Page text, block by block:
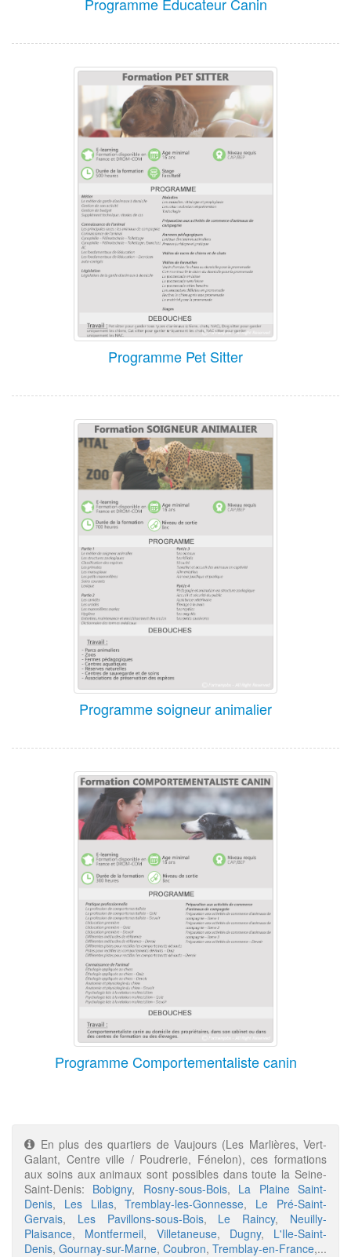
Programme Educateur Canin
Programme Pet Sitter
Programme soigneur animalier
Programme Comportementaliste canin
En plus des quartiers de Vaujours (Les Marlières, Vert-
Galant, Centre ville / Poudrerie, Fénelon), ces formations
aux soins aux animaux sont possibles dans toute la Seine-
Saint-Denis: Bobigny, Rosny-sous-Bois, La Plaine Saint-
Denis, Les Lilas,Tremblay-les-Gonnesse, Le Pré-Saint-
Gervais, Les Pavillons-sous-Bois, Le Raincy, Neuilly-
Plaisance, Montfermeil, Villetaneuse, Dugny, L'Ile-Saint-
Denis, Gournay-sur-Marne, Coubron, Tremblay-en-France,...